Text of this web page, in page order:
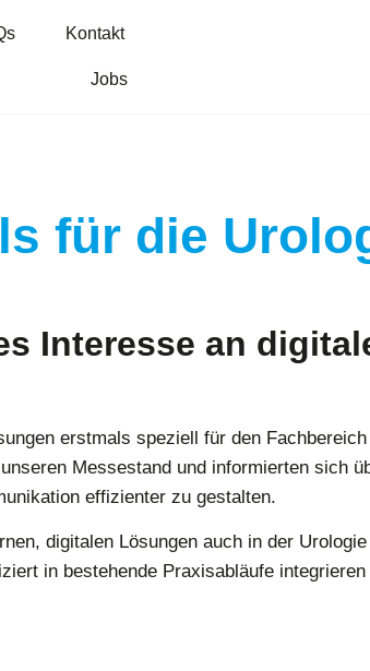
Kontakt
Jobs
für die
Interesse an
erstmals speziell für den
Messestand und informierten sich
effizienter zu gestalten.
digitalen Lösungen auch in der Urologie
in bestehende Praxisabläufe integrieren